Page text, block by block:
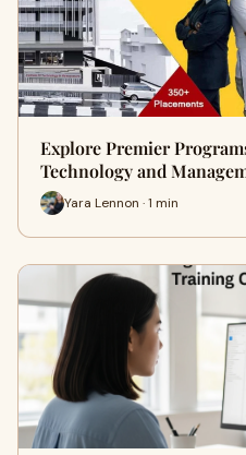
Explore Premier
Technology and
Yara Lennon · 1 min